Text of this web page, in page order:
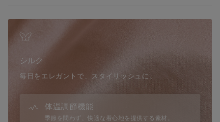
着です。
◆デザイン
・胸元と裾にレースのディテール
・ヒップ下
・Aライン
・シルクのなめらかな肌触り
シルク
毎日をエレガントで、スタイリッシュに。
体温調節機能
季節を問わず、快適な着心地を提供する素材。